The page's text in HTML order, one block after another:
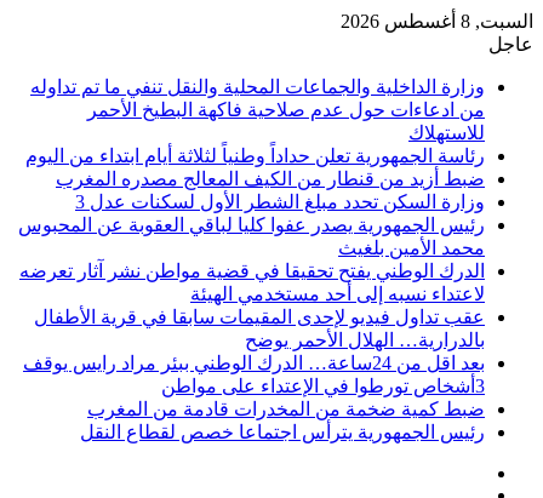
السبت, 8 أغسطس 2026
عاجل
وزارة الداخلية والجماعات المحلية والنقل تنفي ما تم تداوله
من ادعاءات حول عدم صلاحية فاكهة البطيخ الأحمر
للاستهلاك
رئاسة الجمهورية تعلن حداداً وطنياً لثلاثة أيام ابتداء من اليوم
ضبط أزيد من قنطار من الكيف المعالج مصدره المغرب
وزارة السكن تحدد مبلغ الشطر الأول لسكنات عدل 3
رئيس الجمهورية يصدر عفوا كليا لباقي العقوبة عن المحبوس
محمد الأمين بلغيث
الدرك الوطني يفتح تحقيقا في قضية مواطن نشر آثار تعرضه
لاعتداء نسبه إلى أحد مستخدمي الهيئة
عقب تداول فيديو لإحدى المقيمات سابقا في قرية الأطفال
بالدرارية… الهلال الأحمر يوضح
بعد اقل من 24ساعة… الدرك الوطني ببئر مراد رايس يوقف
3أشخاص تورطوا في الإعتداء على مواطن
ضبط كمية ضخمة من المخدرات قادمة من المغرب
رئيس الجمهورية يترأس اجتماعا خصص لقطاع النقل